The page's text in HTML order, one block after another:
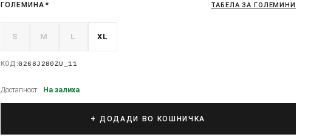
ГОЛЕМИНА * ТАБЕЛА ЗА ГОЛЕМИНИ
S M L XL
КОД:G268J280ZU_11
Достапност: На залиха
+ ДОДАДИ ВО КОШНИЧКА